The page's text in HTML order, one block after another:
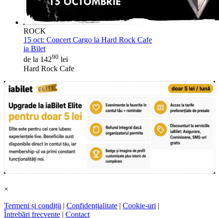
ROCK
15 oct: Concert Cargo la Hard Rock Cafe
ia Bilet
de la 14290 lei
Hard Rock Cafe
×
Termeni și condiții | Confidențialitate | Cookie-uri |
Întrebări frecvente | Contact